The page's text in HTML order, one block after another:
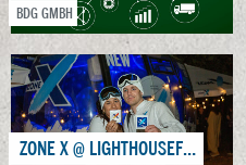
BDG GMBH
ZONE X @ LIGHTHOUSEFESTIVAL